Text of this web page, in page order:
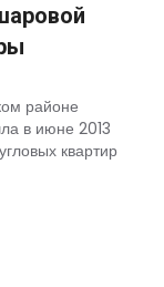
районе
в июне 2013
квартир